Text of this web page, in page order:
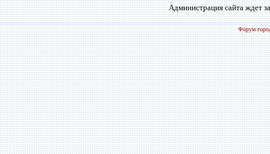
Администрация сайта ждет
Форум